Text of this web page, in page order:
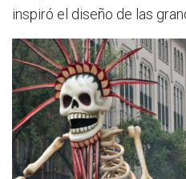
inspiró el diseño de las